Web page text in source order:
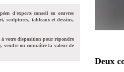
d'experts conseil en oeuvres
sculptures, tableaux et dessins,
à votre disposition pour répondre
vendre ou connaître la valeur de
Deux